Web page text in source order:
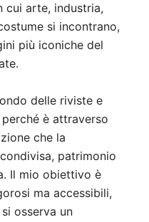
arte, industria,
si incontrano,
più iconiche del
delle riviste e
è attraverso
che la
patrimonio
Il mio obiettivo è
ma accessibili,
osserva un